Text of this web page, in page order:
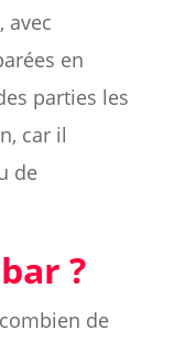
avec
en
parties les
car il
de
?
de